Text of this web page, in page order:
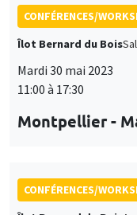
CONFÉRENCES/
Îlot Bernard du Bois
Mardi 30 mai 2023
11:00 à 17:30
Montpellier -
CONFÉRENCES/